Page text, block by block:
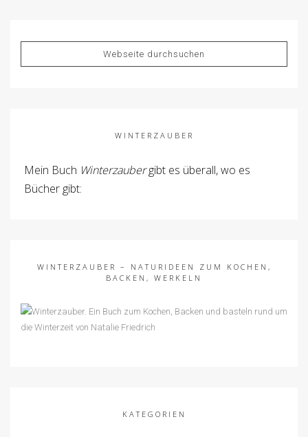
WINTERZAUBER
Mein Buch Winterzaubergibt es überall, wo es
Bücher gibt:
WINTERZAUBER – NATURIDEEN ZUM KOCHEN,
BACKEN, WERKELN
KATEGORIEN